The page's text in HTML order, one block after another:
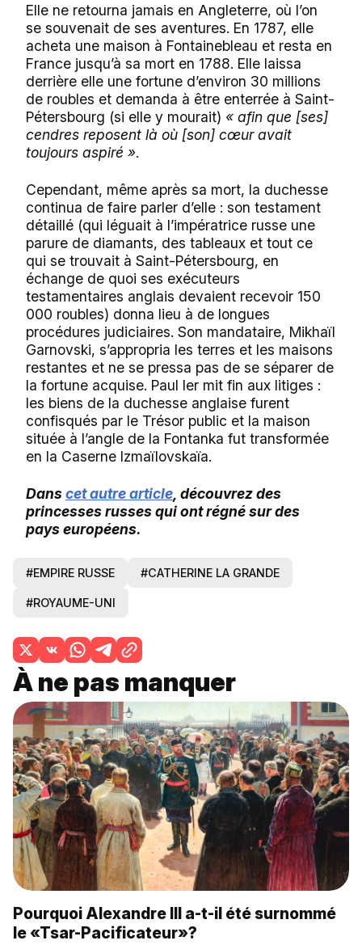
Elle ne retourna jamais en Angleterre, où l’on
se souvenait de ses aventures. En 1787, elle
acheta une maison à Fontainebleau et resta en
France jusqu’à sa mort en 1788. Elle laissa
derrière elle une fortune d’environ 30 millions
de roubles et demanda à être enterrée à Saint-
Pétersbourg (si elle y mourait) « afin que [ses]
cendres reposent là où [son] cœur avait
toujours aspiré ».
Cependant, même après sa mort, la duchesse
continua de faire parler d’elle : son testament
détaillé (qui léguait à l’impératrice russe une
parure de diamants, des tableaux et tout ce
qui se trouvait à Saint-Pétersbourg, en
échange de quoi ses exécuteurs
testamentaires anglais devaient recevoir 150
000 roubles) donna lieu à de longues
procédures judiciaires. Son mandataire, Mikhaïl
Garnovski, s’appropria les terres et les maisons
restantes et ne se pressa pas de se séparer de
la fortune acquise. Paul Ier mit fin aux litiges :
les biens de la duchesse anglaise furent
confisqués par le Trésor public et la maison
située à l’angle de la Fontanka fut transformée
en la Caserne Izmaïlovskaïa.
Danscet autre article , découvrez des
princesses russes qui ont régné sur des
pays européens.
#EMPIRE RUSSE #CATHERINE LA GRANDE
#ROYAUME-UNI
À ne pas manquer
Pourquoi Alexandre III a-t-il été surnommé
le «Tsar-Pacificateur»?